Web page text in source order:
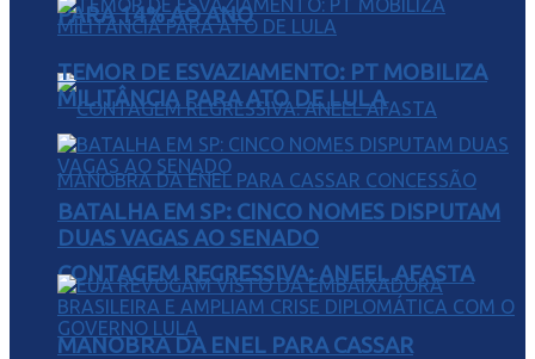
PARA 14% AO ANO
CONTAGEM REGRESSIVA: ANEEL AFASTA
MANOBRA DA ENEL PARA CASSAR
TEMOR DE ESVAZIAMENTO: PT MOBILIZA
MILITÂNCIA PARA ATO DE LULA
BATALHA EM SP: CINCO NOMES DISPUTAM
DUAS VAGAS AO SENADO